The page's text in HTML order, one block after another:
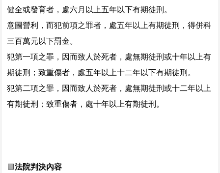
健全或發育者，處六月以上五年以下有期徒刑。
意圖營利，而犯前項之罪者，處五年以上有期徒刑，得併科
三百萬元以下罰金。
犯第一項之罪，因而致人於死者，處無期徒刑或十年以上有
期徒刑；致重傷者，處五年以上十二年以下有期徒刑。
犯第二項之罪，因而致人於死者，處無期徒刑或十二年以上
有期徒刑；致重傷者，處十年以上有期徒刑。
🟩法院判決內容